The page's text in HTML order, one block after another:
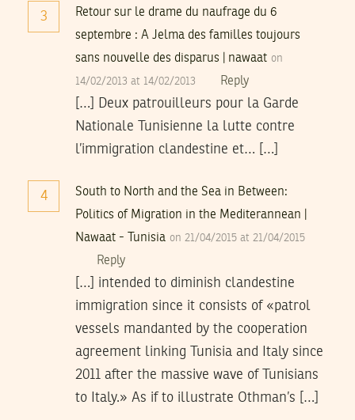
3
Retour sur le drame du naufrage du 6
septembre : A Jelma des familles toujours
sans nouvelle des disparus | nawaat on
14/02/2013 at 14/02/2013 Reply
[…] Deux patrouilleurs pour la Garde
Nationale Tunisienne la lutte contre
l’immigration clandestine et… […]
4
South to North and the Sea in Between:
Politics of Migration in the Mediterannean |
Nawaat - Tunisia on 21/04/2015 at 21/04/2015
Reply
[…] intended to diminish clandestine
immigration since it consists of «patrol
vessels mandanted by the cooperation
agreement linking Tunisia and Italy since
2011 after the massive wave of Tunisians
to Italy.» As if to illustrate Othman’s […]